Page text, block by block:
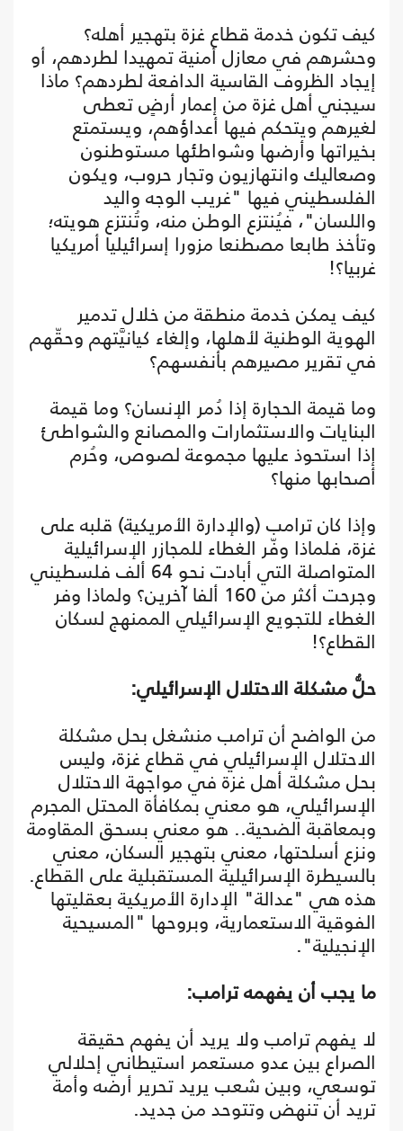
كيف تكون خدمة قطاع غزة بتهجير أهله؟
وحشرهم في معازل أمنية تمهيدا لطردهم، أو
إيجاد الظروف القاسية الدافعة لطردهم؟ ماذا
سيجني أهل غزة من إعمار أرضٍ تعطى
لغيرهم ويتحكم فيها أعداؤهم، ويستمتع
بخيراتها وأرضها وشواطئها مستوطنون
وصعاليك وانتهازيون وتجار حروب، ويكون
الفلسطيني فيها "غريب الوجه واليد
واللسان"، فيُنتزع الوطن منه، وتُنتزع هويته؛
وتأخذ طابعا مصطنعا مزورا إسرائيليا أمريكيا
غربيا؟!
كيف يمكن خدمة منطقة من خلال تدمير
الهوية الوطنية لأهلها، وإلغاء كيانيَّتهم وحقّهم
في تقرير مصيرهم بأنفسهم؟
وما قيمة الحجارة إذا دُمر الإنسان؟ وما قيمة
البنايات والاستثمارات والمصانع والشواطئ
إذا استحوذ عليها مجموعة لصوص، وحُرم
أصحابها منها؟
وإذا كان ترامب (والإدارة الأمريكية) قلبه على
غزة، فلماذا وفّر الغطاء للمجازر الإسرائيلية
المتواصلة التي أبادت نحو 64 ألف فلسطيني
وجرحت أكثر من 160 ألفا آخرين؟ ولماذا وفر
الغطاء للتجويع الإسرائيلي الممنهج لسكان
القطاع؟!
حلُّ مشكلة الاحتلال الإسرائيلي:
من الواضح أن ترامب منشغل بحل مشكلة
الاحتلال الإسرائيلي في قطاع غزة، وليس
بحل مشكلة أهل غزة في مواجهة الاحتلال
الإسرائيلي، هو معني بمكافأة المحتل المجرم
وبمعاقبة الضحية.. هو معني بسحق المقاومة
ونزع أسلحتها، معني بتهجير السكان، معني
بالسيطرة الإسرائيلية المستقبلية على القطاع.
هذه هي "عدالة" الإدارة الأمريكية بعقليتها
الفوقية الاستعمارية، وبروحها "المسيحية
الإنجيلية".
ما يجب أن يفهمه ترامب:
لا يفهم ترامب ولا يريد أن يفهم حقيقة
الصراع بين عدو مستعمر استيطاني إحلالي
توسعي، وبين شعب يريد تحرير أرضه وأمة
تريد أن تنهض وتتوحد من جديد.